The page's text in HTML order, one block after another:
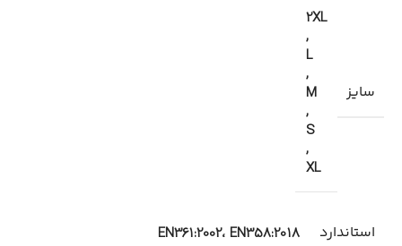
سایز
2XL
,
L
,
M
,
S
,
XL
استاندارد EN361:2002، EN358:2018